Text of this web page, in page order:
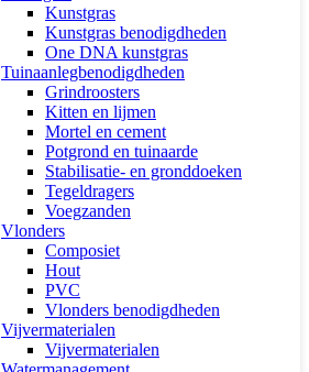
Kunstgras
Kunstgras benodigdheden
One DNA kunstgras
Tuinaanlegbenodigdheden
Grindroosters
Kitten en lijmen
Mortel en cement
Potgrond en tuinaarde
Stabilisatie- en gronddoeken
Tegeldragers
Voegzanden
Vlonders
Composiet
Hout
PVC
Vlonders benodigdheden
Vijvermaterialen
Vijvermaterialen